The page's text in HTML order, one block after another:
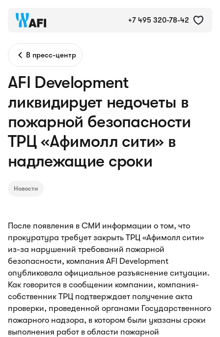
+7 495 320-78-42
В пресс-центр
AFI Development
ликвидирует недочеты в
пожарной безопасности
ТРЦ «Афимолл сити» в
надлежащие сроки
Новости
После появления в СМИ информации о том, что
прокуратура требует закрыть ТРЦ «Афимолл сити»
из-за нарушений требований пожарной
безопасности, компания AFI Development
опубликовала официальное разъяснение ситуации.
Как говорится в сообщении компании, компания-
собственник ТРЦ подтверждает получение акта
проверки, проведенной органами Государственного
пожарного надзора, в котором были указаны сроки
выполнения работ в области пожарной